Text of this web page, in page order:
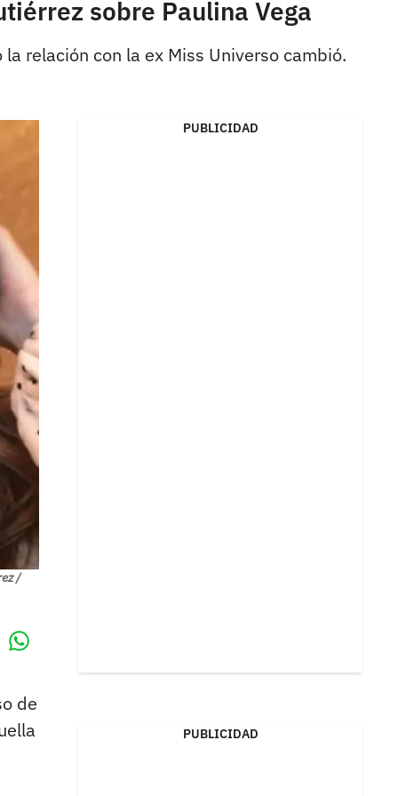
sobre Paulina Vega
relación con la ex Miss Universo cambió.
/
de
PUBLICIDAD
PUBLICIDAD